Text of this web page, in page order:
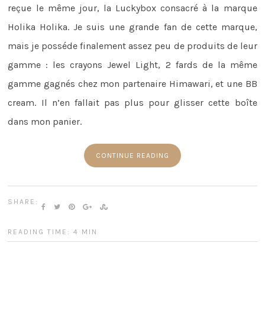
reçue le même jour, la Luckybox consacré à la marque
Holika Holika. Je suis une grande fan de cette marque,
mais je posséde finalement assez peu de produits de leur
gamme : les crayons Jewel Light, 2 fards de la même
gamme gagnés chez mon partenaire Himawari, et une BB
cream. Il n’en fallait pas plus pour glisser cette boîte
dans mon panier.
CONTINUE READING
SHARE:
READING TIME: 4 MIN